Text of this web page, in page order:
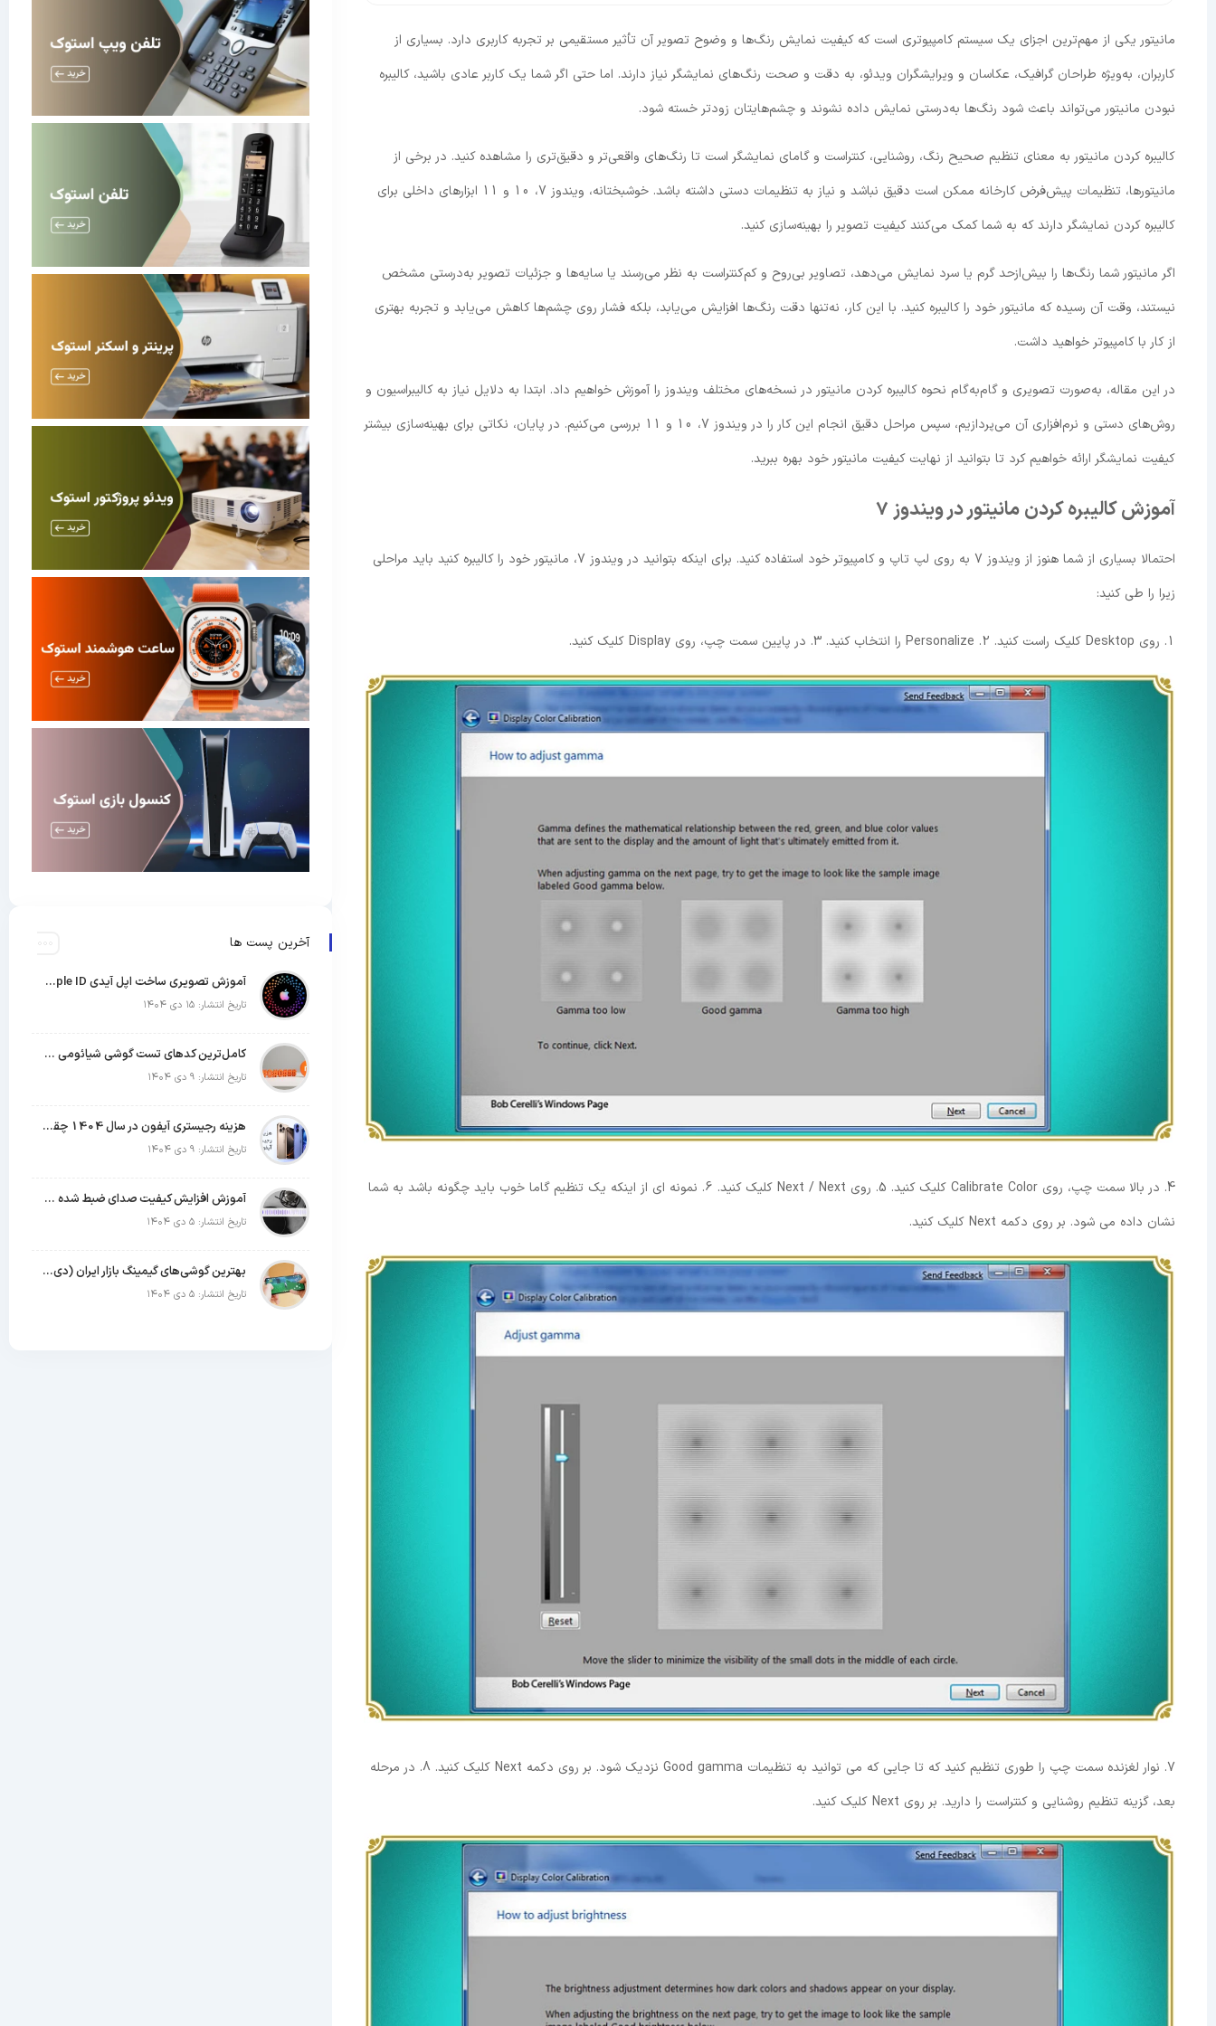
مانیتور یکی از مهم‌ترین اجزای یک سیستم کامپیوتری است که کیفیت نمایش رنگ‌ها و وضوح تصویر آن تأثیر مستقیمی بر تجربه کاربری دارد. بسیاری از
کاربران، به‌ویژه طراحان گرافیک، عکاسان و ویرایشگران ویدئو، به دقت و صحت رنگ‌های نمایشگر نیاز دارند. اما حتی اگر شما یک کاربر عادی باشید، کالیبره
نبودن مانیتور می‌تواند باعث شود رنگ‌ها به‌درستی نمایش داده نشوند و چشم‌هایتان زودتر خسته شود.
کالیبره کردن مانیتور به معنای تنظیم صحیح رنگ، روشنایی، کنتراست و گامای نمایشگر است تا رنگ‌های واقعی‌تر و دقیق‌تری را مشاهده کنید. در برخی از
مانیتورها، تنظیمات پیش‌فرض کارخانه ممکن است دقیق نباشد و نیاز به تنظیمات دستی داشته باشد. خوشبختانه، ویندوز 7، 10 و 11 ابزارهای داخلی برای
کالیبره کردن نمایشگر دارند که به شما کمک می‌کنند کیفیت تصویر را بهینه‌سازی کنید.
اگر مانیتور شما رنگ‌ها را بیش‌ازحد گرم یا سرد نمایش می‌دهد، تصاویر بی‌روح و کم‌کنتراست به نظر می‌رسند یا سایه‌ها و جزئیات تصویر به‌درستی مشخص
نیستند، وقت آن رسیده که مانیتور خود را کالیبره کنید. با این کار، نه‌تنها دقت رنگ‌ها افزایش می‌یابد، بلکه فشار روی چشم‌ها کاهش می‌یابد و تجربه بهتری
از کار با کامپیوتر خواهید داشت.
در این مقاله، به‌صورت تصویری و گام‌به‌گام نحوه کالیبره کردن مانیتور در نسخه‌های مختلف ویندوز را آموزش خواهیم داد. ابتدا به دلایل نیاز به کالیبراسیون و
روش‌های دستی و نرم‌افزاری آن می‌پردازیم، سپس مراحل دقیق انجام این کار را در ویندوز 7، 10 و 11 بررسی می‌کنیم. در پایان، نکاتی برای بهینه‌سازی بیشتر
کیفیت نمایشگر ارائه خواهیم کرد تا بتوانید از نهایت کیفیت مانیتور خود بهره ببرید.
آموزش کالیبره کردن مانیتور در ویندوز 7
احتمالا بسیاری از شما هنوز از ویندوز 7 به روی لپ تاپ و کامپیوتر خود استفاده کنید. برای اینکه بتوانید در ویندوز 7، مانیتور خود را کالیبره کنید باید مراحلی
زیرا را طی کنید:
1. روی Desktop کلیک راست کنید. 2. Personalize را انتخاب کنید. 3. در پایین سمت چپ، روی Display کلیک کنید.
4. در بالا سمت چپ، روی Calibrate Color کلیک کنید. 5. روی Next / Next کلیک کنید. 6. نمونه ای از اینکه یک تنظیم گاما خوب باید چگونه باشد به شما
نشان داده می شود. بر روی دکمه Next کلیک کنید.
7. نوار لغزنده سمت چپ را طوری تنظیم کنید که تا جایی که می توانید به تنظیمات Good gamma نزدیک شود. بر روی دکمه Next کلیک کنید. 8. در مرحله
بعد، گزینه تنظیم روشنایی و کنتراست را دارید. بر روی Next کلیک کنید.
آخرین پست ها
آموزش تصویری ساخت اپل آیدی Apple ID رایگان (روش های تست شده)
تاریخ انتشار: ۱۵ دی ۱۴۰۴
کامل‌ترین کدهای تست گوشی شیائومی | جدول کدهای مخفی Xiaomi
تاریخ انتشار: ۹ دی ۱۴۰۴
هزینه رجیستری آیفون در سال 1404 چقدر است؟
تاریخ انتشار: ۹ دی ۱۴۰۴
آموزش افزایش کیفیت صدای ضبط شده با میکروفون
تاریخ انتشار: ۵ دی ۱۴۰۴
بهترین گوشی‌های گیمینگ بازار ایران (دی ۱۴۰۴)
تاریخ انتشار: ۵ دی ۱۴۰۴